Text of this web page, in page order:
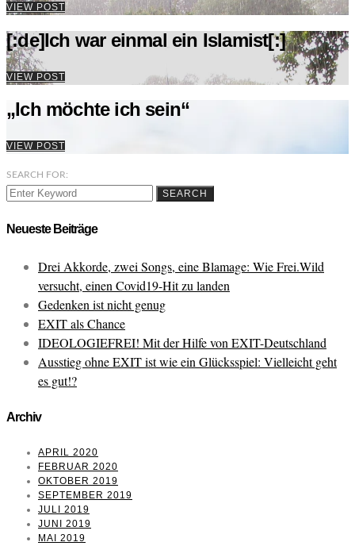
VIEW POST
[:de]Ich war einmal ein Islamist[:]
VIEW POST
„Ich möchte ich sein“
VIEW POST
SEARCH FOR:
SEARCH
Neueste Beiträge
Drei Akkorde, zwei Songs, eine Blamage: Wie Frei.Wild
versucht, einen Covid19-Hit zu landen
Gedenken ist nicht genug
EXIT als Chance
IDEOLOGIEFREI! Mit der Hilfe von EXIT-Deutschland
Ausstieg ohne EXIT ist wie ein Glücksspiel: Vielleicht geht
es gut!?
Archiv
APRIL 2020
FEBRUAR 2020
OKTOBER 2019
SEPTEMBER 2019
JULI 2019
JUNI 2019
MAI 2019